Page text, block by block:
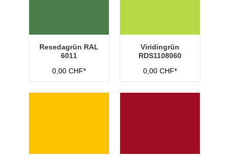
Resedagrün RAL
6011
0,00 CHF*
Viridingrün
RDS1108060
0,00 CHF*